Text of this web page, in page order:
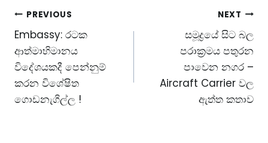
Post
navigation
PREVIOUS
Embassy: රටක
ආත්මාභිමානය
විදේශයකදී පෙන්නුම්
කරන විශේෂිත
ගොඩනැගිල්ල !
NEXT
සමූද්‍රයේ සිට බල
පරාක්‍රමය පතුරන
පාවෙන නගර –
Aircraft Carrier වල
ඇත්ත කතාව